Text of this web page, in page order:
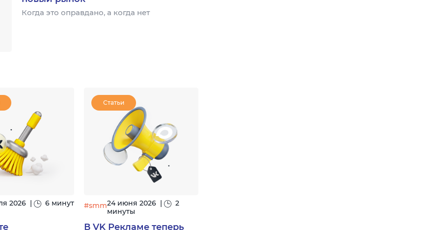
Когда это оправдано, а когда нет
2026 | 6 минут
Статьи
#smm24 июня 2026 |
2
минуты
В VK Рекламе теперь